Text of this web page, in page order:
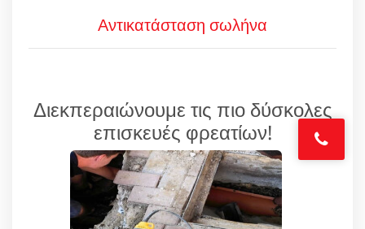
Αντικατάσταση σωλήνα
Διεκπεραιώνουμε τις πιο δύσκολες
επισκευές φρεατίων!